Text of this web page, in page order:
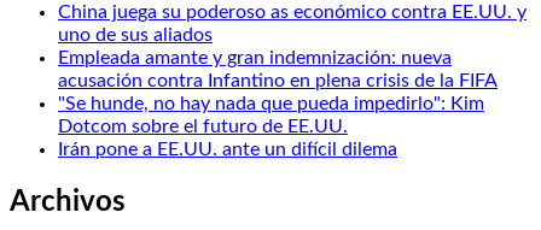
China juega su poderoso as económico contra EE.UU. y
uno de sus aliados
Empleada amante y gran indemnización: nueva
acusación contra Infantino en plena crisis de la FIFA
"Se hunde, no hay nada que pueda impedirlo": Kim
Dotcom sobre el futuro de EE.UU.
Irán pone a EE.UU. ante un difícil dilema
Archivos